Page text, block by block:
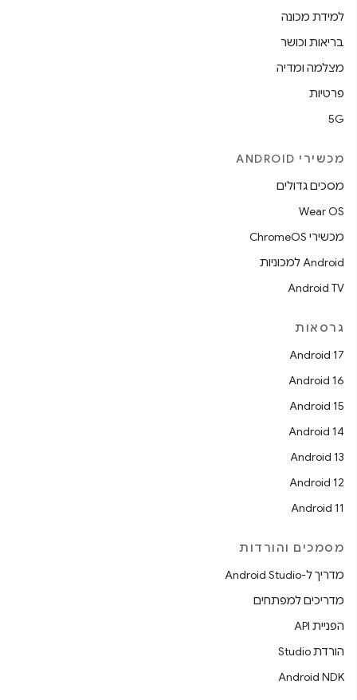
למידת מכונה
בריאות וכושר
מצלמה ומדיה
פרטיות
5G
מכשירי ANDROID
מסכים גדולים
Wear OS
מכשירי ChromeOS
Android למכוניות
Android TV
גרסאות
Android 17
Android 16
Android 15
Android 14
Android 13
Android 12
Android 11
מסמכים והורדות
מדריך ל-Android Studio
מדריכים למפתחים
הפניית API
הורדת Studio
Android NDK